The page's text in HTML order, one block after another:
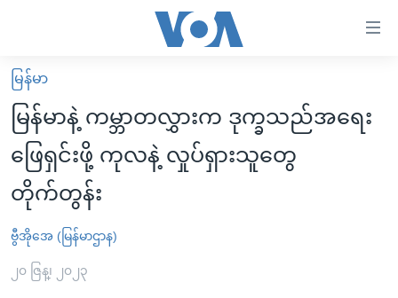
လွယ်ကူ
စေ
သည့်
Link
များ
ပင်မ
အကြောင်းအရာ
သို့
မူလစာမျက်နှာ
မြန်မာ
ကမ္ဘာ့သတင်းများ
နိုင်ငံတကာ
အစ္စရေး-ပါလက်စတိုင်း
ဗွီဒီယို
အင်္ဂလိပ်စာလေ့လာမယ်
မြန်မာ
မြန်မာနဲ့ ကမ္ဘာတလွှားက ဒုက္ခသည်အရေး
ဖြေရှင်းဖို့ ကုလနဲ့ လှုပ်ရှားသူတွေ
တိုက်တွန်း
ဗွီအိုအေ (မြန်မာဌာန)
၂၀ ဇြန္၊ ၂၀၂၃